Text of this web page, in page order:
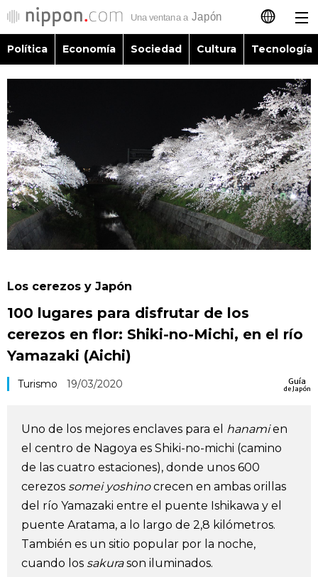
日本語
简体字
繁體字
Français
العربية
Política
Economía
Sociedad
Vida
Guía de Japón
En profundidad
Más
Noticias official SNS
Política Economía Sociedad Cultura Tecnología
Los cerezos y Japón
100 lugares para disfrutar de los
cerezos en flor: Shiki-no-Michi, en el río
Yamazaki (Aichi)
Guía
de Japón
Turismo 19/03/2020
Uno de los mejores enclaves para el hanamien
el centro de Nagoya es Shiki-no-michi (camino
de las cuatro estaciones), donde unos 600
cerezos somei yoshinocrecen en ambas orillas
del río Yamazaki entre el puente Ishikawa y el
puente Aratama, a lo largo de 2,8 kilómetros.
También es un sitio popular por la noche,
cuando los sakurason iluminados.